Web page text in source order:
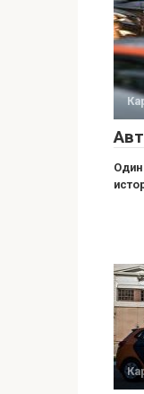
Один